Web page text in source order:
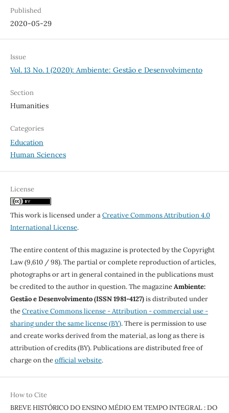
Published
2020-05-29
Issue
Vol. 13 No. 1 (2020): Ambiente: Gestão e Desenvolvimento
Section
Humanities
Categories
Education
Human Sciences
License
This work is licensed under aCreative Commons Attribution 4.0
International License.
The entire content of this magazine is protected by the Copyright
Law (9,610 / 98). The partial or complete reproduction of articles,
photographs or art in general contained in the publications must
be credited to the author in question. The magazineAmbiente:
Gestão e Desenvolvimento (ISSN 1981-4127)is distributed under
theCreative Commons license - Attribution - commercial use -
sharing under the same license (BY). There is permission to use
and create works derived from the material, as long as there is
attribution of credits (BY). Publications are distributed free of
charge on theofficial website.
How to Cite
BREVE HISTÓRICO DO ENSINO MÉDIO EM TEMPO INTEGRAL : DO